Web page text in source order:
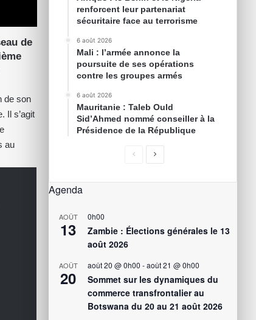
de
de son
Il s’agit
au
renforcent leur partenariat
sécuritaire face au terrorisme
6 août 2026
Mali : l’armée annonce la
poursuite de ses opérations
contre les groupes armés
6 août 2026
Mauritanie : Taleb Ould
Sid’Ahmed nommé conseiller à la
Présidence de la République
Agenda
AOÛT
13
0h00
Zambie : Élections générales le 13
août 2026
AOÛT
20
août 20 @ 0h00 -août 21 @ 0h00
Sommet sur les dynamiques du
commerce transfrontalier au
Botswana du 20 au 21 août 2026